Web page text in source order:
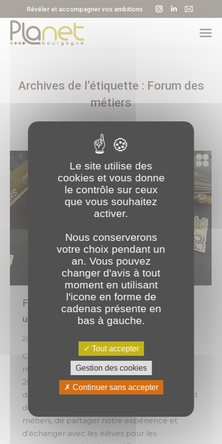
Révéler et accompagner vos ambitions
La
page
Instagram
nouvelle
La
page
LinkedIn
nouvelle
La
page
E-
une
Archives de l’étiquette : Forum des
métiers
Faire découvrir nos métiers et notre
univers aux plus jeunes 🚀
2026
C’est dans cette dynamique que nous avons
récemment participé au Forum des métiers
2026, organisé par le Collège Le Parc. Cette
deuxième édition, destinée aux élèves de 4ᵉ et
de 3ᵉ, a été l’occasion de présenter nos
métiers, de partager notre expérience et
d’échanger avec les élèves pour les
Le site utilise des
cookies et vous donne
le contrôle sur ceux
que vous souhaitez
activer.
Nous conserverons
votre choix pendant un
an. Vous pouvez
changer d'avis à tout
moment en utilisant
l'icone en forme de
cadenas présente en
bas à gauche.
Tout accepter
Gestion des cookies
Continuer sans accepter